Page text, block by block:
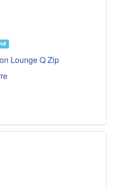
Lounge Q Zip